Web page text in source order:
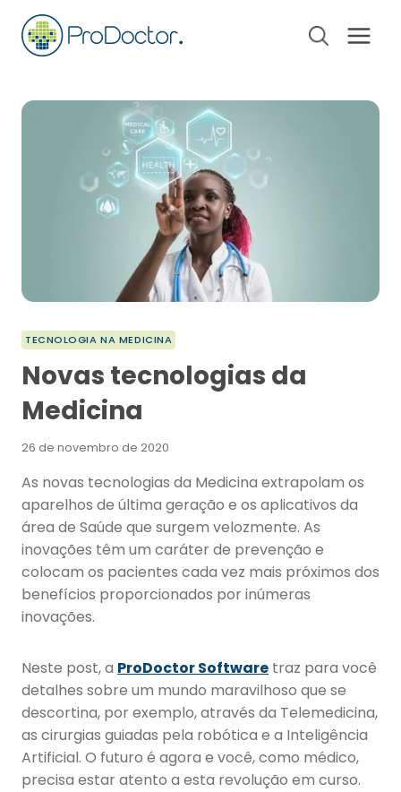
Pular
para
TECNOLOGIA NA MEDICINA
Novas tecnologias da
Medicina
26 de novembro de 2020
As novas tecnologias da Medicina extrapolam os
aparelhos de última geração e os aplicativos da
área de Saúde que surgem velozmente. As
inovações têm um caráter de prevenção e
colocam os pacientes cada vez mais próximos dos
benefícios proporcionados por inúmeras
inovações.
Neste post, a ProDoctor Software traz para você
detalhes sobre um mundo maravilhoso que se
descortina, por exemplo, através da Telemedicina,
as cirurgias guiadas pela robótica e a Inteligência
Artificial. O futuro é agora e você, como médico,
precisa estar atento a esta revolução em curso.